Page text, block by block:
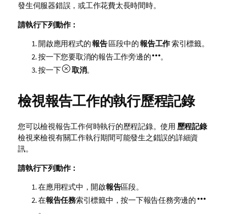
發生伺服器錯誤，或工作花費太長時間時。
請執行下列動作：
開啟應用程式的報告區段中的報告工作索引標籤。
按一下您要取消的報告工作旁邊的
。
按一下
取消。
檢視報告工作的執行歷程記錄
您可以檢視報告工作何時執行的歷程記錄。使用 歷程記錄
檢視來檢視有關工作執行期間可能發生之錯誤的詳細資
訊。
請執行下列動作：
在應用程式中，開啟報告區段。
在報告任務索引標籤中，按一下報告任務旁邊的
。